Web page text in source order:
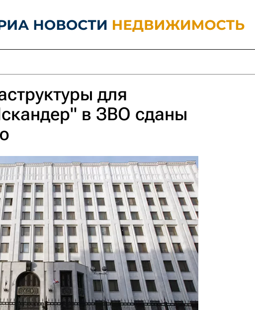
для
в ЗВО сданы